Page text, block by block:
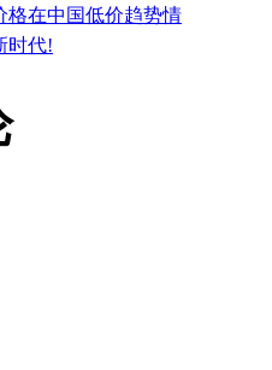
格在中国低价趋势情
时代!